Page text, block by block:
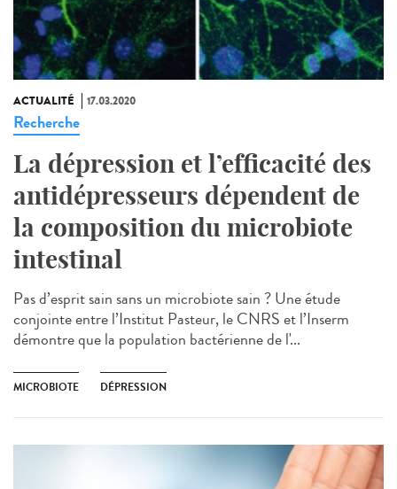
ACTUALITÉ 17.03.2020
Recherche
La dépression et l’efficacité des
antidépresseurs dépendent de
la composition du microbiote
intestinal
Pas d’esprit sain sans un microbiote sain ? Une étude
conjointe entre l’Institut Pasteur, le CNRS et l’Inserm
démontre que la population bactérienne de l'...
MICROBIOTE DÉPRESSION